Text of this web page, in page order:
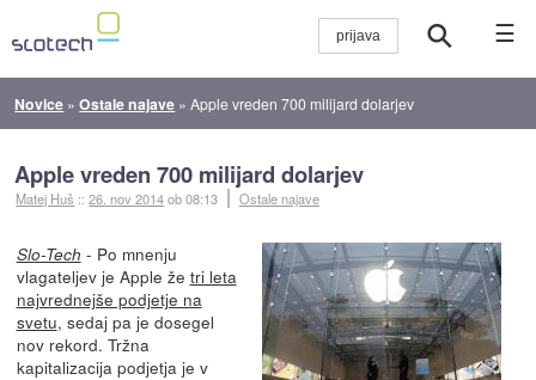
☰
Novice »Ostale najave »Apple vreden 700 milijard dolarjev
Apple vreden 700 milijard dolarjev
Matej Huš ::26. nov 2014ob 08:13 Ostale najave
Slo-Tech - Po mnenju
vlagateljev je Apple že tri leta
najvrednejše podjetje na
svetu, sedaj pa je dosegel
nov rekord. Tržna
kapitalizacija podjetja je v